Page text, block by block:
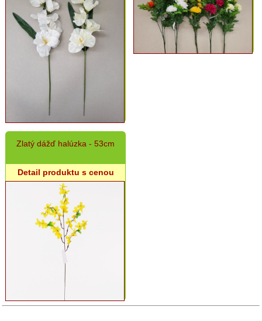
Zlatý dážď halúzka - 53cm
Detail produktu s cenou